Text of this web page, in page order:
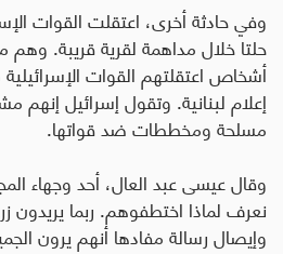
وفي حادثة أخرى، اعتقلت القوات
حلتا خلال مداهمة لقرية قريبة. وهم
أشخاص اعتقلتهم القوات
إعلام لبنانية. وتقول إسرائيل
مسلحة ومخططات ضد قواتها.
وقال عيسى عبد العال، أحد وجهاء
نعرف لماذا اختطفوهم. ربما يريدون
وإيصال رسالة مفادها أنهم يرون